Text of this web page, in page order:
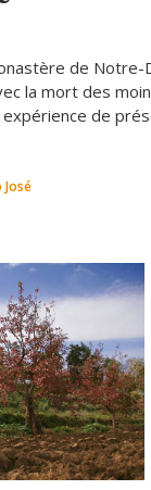
de Notre-
la mort des
de
São José, l’un
José